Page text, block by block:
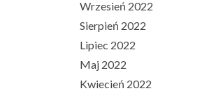
Wrzesień 2022
Sierpień 2022
Lipiec 2022
Maj 2022
Kwiecień 2022